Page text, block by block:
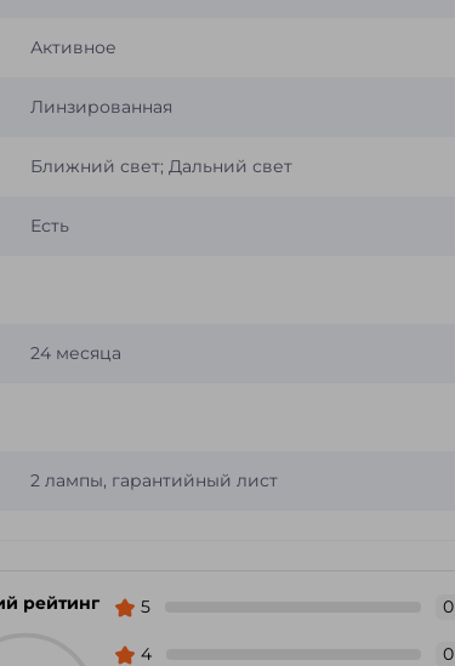
Активное
Линзированная
Ближний свет; Дальний свет
Есть
24 месяца
2 лампы, гарантийный лист
рейтинг 5 0
4 0